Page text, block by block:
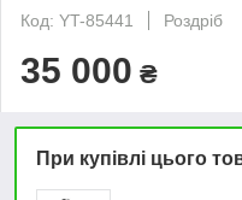
Код: YT-85441
Роздріб
35 000 ₴
При купівлі цього